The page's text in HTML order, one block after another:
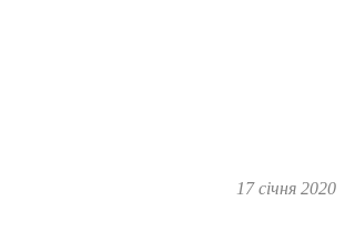
17 січня 2020